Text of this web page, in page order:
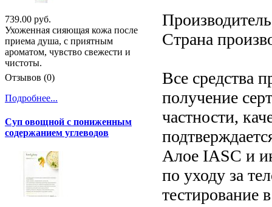
Страна
Все средства
получение
частности,
Алое IASC и
по уходу за
тестирование
739.00 руб.
Ухоженная сияющая кожа после
приема душа, с приятным
ароматом, чувство свежести и
чистоты.
Отзывов (0)
Подробнее...
Суп овощной с пониженным
содержанием углеводов